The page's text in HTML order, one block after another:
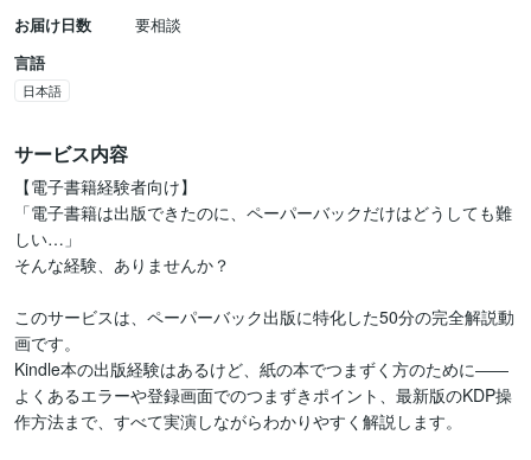
お届け日数
要相談
言語
日本語
サービス内容
【電子書籍経験者向け】
「電子書籍は出版できたのに、ペーパーバックだけはどうしても難
しい…」
そんな経験、ありませんか？
このサービスは、ペーパーバック出版に特化した50分の完全解説動
画です。
Kindle本の出版経験はあるけど、紙の本でつまずく方のために――
よくあるエラーや登録画面でのつまずきポイント、最新版のKDP操
作方法まで、すべて実演しながらわかりやすく解説します。